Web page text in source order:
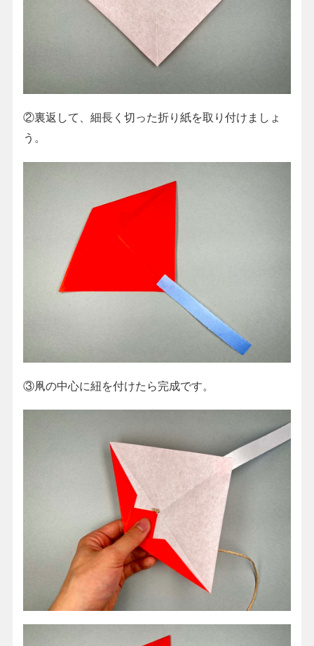
②裏返して、細長く切った折り紙を取り付けましょ
う。
③凧の中心に紐を付けたら完成です。